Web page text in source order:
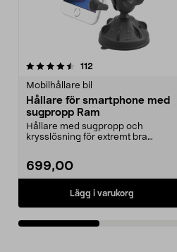
112
Mobilhållare bil
Hållare för smartphone med
sugpropp Ram
Hållare med sugpropp och
krysslösning för extremt bra
699,00
Lägg i varukorg
5.0av 5 stjärnor